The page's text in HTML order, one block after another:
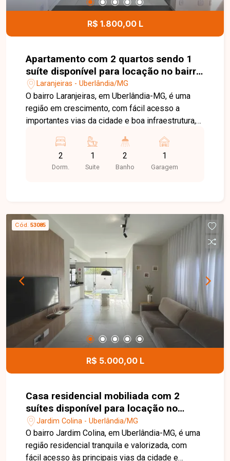
R$ 1.800,00 L
Apartamento com 2 quartos sendo 1
suíte disponível para locação no bairro
Laranjeiras em Uberlândia-MG
Laranjeiras - Uberlândia/MG
O bairro Laranjeiras, em Uberlândia-MG, é uma
região em crescimento, com fácil acesso a
importantes vias da cidade e boa infraestrutura,
Apartamento novo, primeira locação, composto
por sala em 2 ambientes, cozinha com armários
planejados e cooktop, sacada integrada sendo
de garagem. O condomínio dispõe de portaria 24
horas, quadra de beach tennis, piscina adulto e
infantil, academia, playground, elevadores e
espaço gourmet com churrasqueira. Possui gás
canalizado e água com medidores individuais
cobrados à parte. Entre em contato para mais
informações e agende uma visita para conhecer
este imóvel.
2
Dorm.
1
Suite
2
Banho
1
Garagem
Cód. 53085
R$ 5.000,00 L
Casa residencial mobiliada com 2
suítes disponível para locação no
bairro Jardim Colina em Uberlândia-
MG
Jardim Colina - Uberlândia/MG
O bairro Jardim Colina, em Uberlândia-MG, é uma
região residencial tranquila e valorizada, com
fácil acesso às principais vias da cidade e